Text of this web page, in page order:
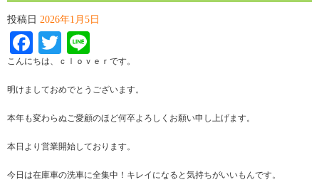
投稿日 2026年1月5日
Facebook
Twitter
こんにちは、ｃｌｏｖｅｒです。
明けましておめでとうございます。
本年も変わらぬご愛顧のほど何卒よろしくお願い申し上げます。
本日より営業開始しております。
今日は在庫車の洗車に全集中！キレイになると気持ちがいいもんです。